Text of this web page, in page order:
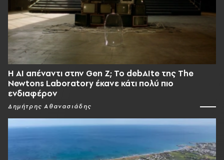
Η AI απέναντι στην Gen Z; Το debAIte της The
Newtons Laboratory έκανε κάτι πολύ πιο
ενδιαφέρον
Δημήτρης Αθανασιάδης